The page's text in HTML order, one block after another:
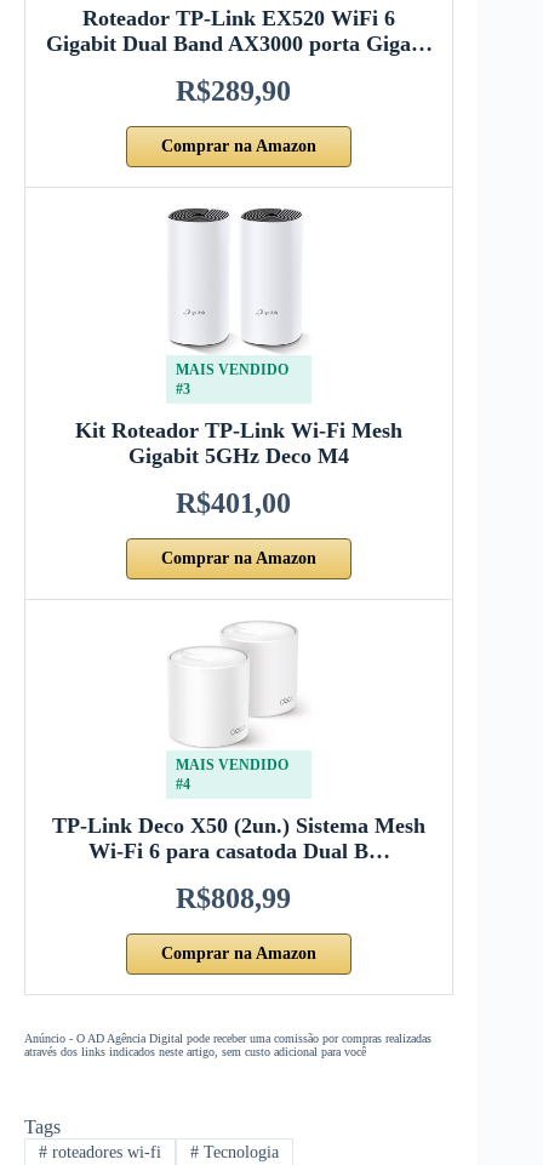
Roteador TP-Link EX520 WiFi 6
Gigabit Dual Band AX3000 porta Giga…
R$289,90
Comprar na Amazon
MAIS VENDIDO
#3
Kit Roteador TP-Link Wi-Fi Mesh
Gigabit 5GHz Deco M4
R$401,00
Comprar na Amazon
MAIS VENDIDO
#4
TP-Link Deco X50 (2un.) Sistema Mesh
Wi-Fi 6 para casatoda Dual B…
R$808,99
Comprar na Amazon
Anúncio - O AD Agência Digital pode receber uma comissão por compras realizadas
através dos links indicados neste artigo, sem custo adicional para você
Tags
#roteadores wi-fi #Tecnologia